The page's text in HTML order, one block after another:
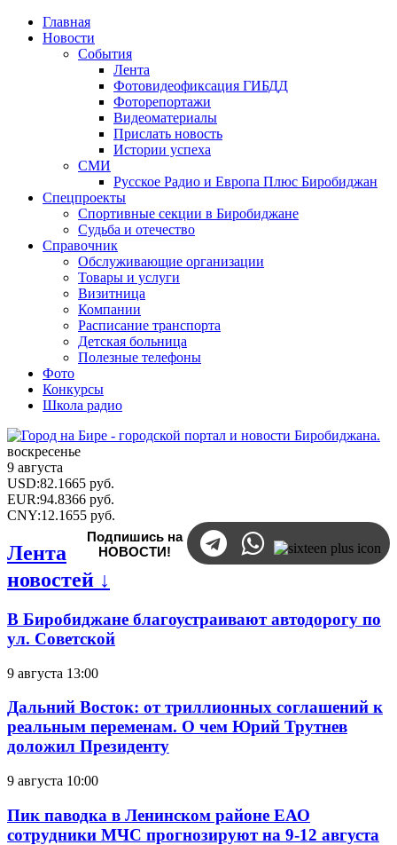
Главная
Новости
События
Лента
Фотовидеофиксация ГИБДД
Фоторепортажи
Видеоматериалы
Прислать новость
Истории успеха
СМИ
Русское Радио и Европа Плюс Биробиджан
Спецпроекты
Спортивные секции в Биробиджане
Судьба и отечество
Справочник
Обслуживающие организации
Товары и услуги
Визитница
Компании
Расписание транспорта
Детская больница
Полезные телефоны
Фото
Конкурсы
Школа радио
воскресенье
9 августа
USD:82.1665 руб.
EUR:94.8366 руб.
CNY:12.1655 руб.
Подпишись на
НОВОСТИ!
Лента
новостей ↓
В Биробиджане благоустраивают автодорогу по
ул. Советской
9 августа 13:00
Дальний Восток: от триллионных соглашений к
реальным переменам. О чем Юрий Трутнев
доложил Президенту
9 августа 10:00
Пик паводка в Ленинском районе ЕАО
сотрудники МЧС прогнозируют на 9-12 августа